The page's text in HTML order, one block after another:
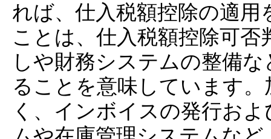
れば、仕入税額控除の適
ことは、仕入税額控除可
しや財務システムの整備
ることを意味しています
く、インボイスの発行お